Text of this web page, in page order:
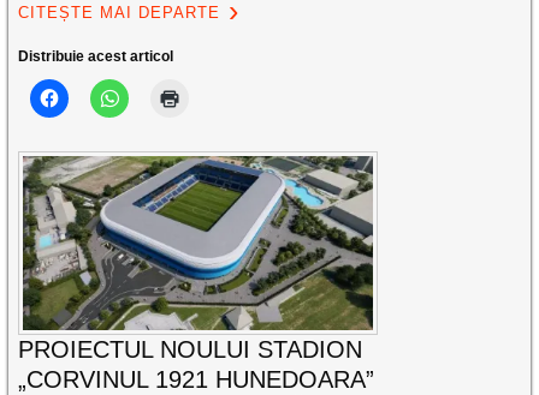
CITEȘTE MAI DEPARTE
Distribuie acest articol
PROIECTUL NOULUI STADION
„CORVINUL 1921 HUNEDOARA”